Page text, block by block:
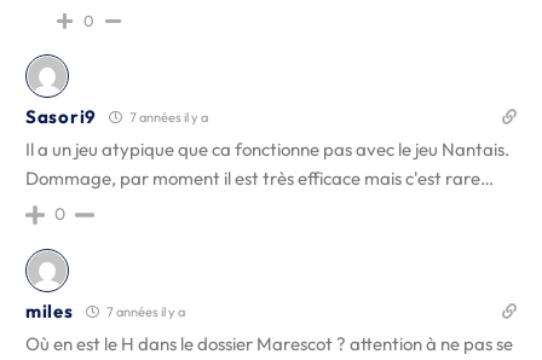
0
Sasori9 7 années il y a
Il a un jeu atypique que ca fonctionne pas avec le jeu Nantais.
Dommage, par moment il est très efficace mais c'est rare…
0
miles 7 années il y a
Où en est le H dans le dossier Marescot ? attention à ne pas se